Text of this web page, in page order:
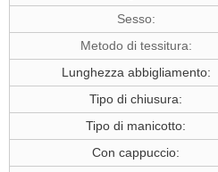
Sesso:
Metodo di tessitura:
Lunghezza abbigliamento:
Tipo di chiusura:
Tipo di manicotto:
Con cappuccio: